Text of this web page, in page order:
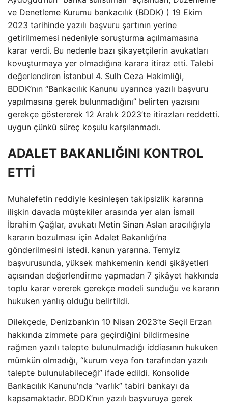
ve Denetleme Kurumu bankacılık (BDDK) ) 19 Ekim
2023 tarihinde yazılı başvuru şartının yerine
getirilmemesi nedeniyle soruşturma açılmamasına
karar verdi. Bu nedenle bazı şikayetçilerin avukatları
kovuşturmaya yer olmadığına karara itiraz etti. Talebi
değerlendiren İstanbul 4. Sulh Ceza Hakimliği,
BDDK’nın “Bankacılık Kanunu uyarınca yazılı başvuru
yapılmasına gerek bulunmadığını” belirten yazısını
gerekçe göstererek 12 Aralık 2023’te itirazları reddetti.
uygun çünkü süreç koşulu karşılanmadı.
ADALET BAKANLIĞINI KONTROL
ETTİ
Muhalefetin reddiyle kesinleşen takipsizlik kararına
ilişkin davada müştekiler arasında yer alan İsmail
İbrahim Çağlar, avukatı Metin Sinan Aslan aracılığıyla
kararın bozulması için Adalet Bakanlığı’na
gönderilmesini istedi. kanun yararına. Temyiz
başvurusunda, yüksek mahkemenin kendi şikâyetleri
açısından değerlendirme yapmadan 7 şikâyet hakkında
toplu karar vererek gerekçe modeli sunduğu ve kararın
hukuken yanlış olduğu belirtildi.
Dilekçede, Denizbank’ın 10 Nisan 2023’te Seçil Erzan
hakkında zimmete para geçirdiğini bildirmesine
rağmen yazılı talepte bulunulmadığı iddiasının hukuken
mümkün olmadığı, “kurum veya fon tarafından yazılı
talepte bulunulabileceği” ifade edildi. Konsolide
Bankacılık Kanunu’nda “varlık” tabiri bankayı da
kapsamaktadır. BDDK’nın yazılı başvuruya gerek